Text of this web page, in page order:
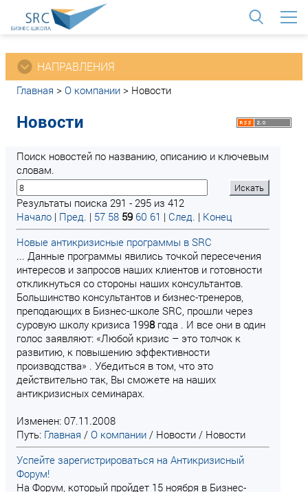
НАПРАВЛЕНИЯ
Главная > О компании > Новости
Новости
Поиск новостей по названию, описанию и ключевым
словам.
Результаты поиска 291 - 295 из 412
Начало | Пред. | 57 58 59 60 61 | След. | Конец
Новые антикризисные программы в SRC
... Данные программы явились точкой пересечения
интересов и запросов наших клиентов и готовности
откликнуться со стороны наших консультантов.
Большинство консультантов и бизнес-тренеров,
преподающих в Бизнес-школе SRC, прошли через
суровую школу кризиса 1998года . И все они в один
голос заявляют: «Любой кризис – это толчок к
развитию, к повышению эффективности
производства» . Убедиться в том, что это
действительно так, Вы сможете на наших
антикризисных семинарах.
Изменен: 07.11.2008
Путь: Главная / О компании / Новости / Новости
Успейте зарегистрироваться на Антикризисный
Форум!
На Форум, который пройдет 15 ноября в Бизнес-